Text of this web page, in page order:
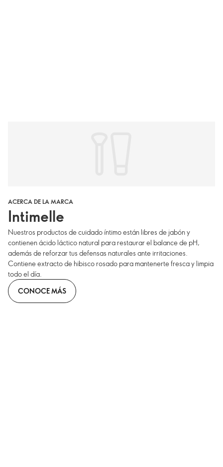
ACERCA DE LA MARCA
Intimelle
Nuestros productos de cuidado íntimo están libres de jabón y
contienen ácido láctico natural para restaurar el balance de pH,
además de reforzar tus defensas naturales ante irritaciones.
Contiene extracto de hibisco rosado para mantenerte fresca y limpia
todo el día.
CONOCE MÁS